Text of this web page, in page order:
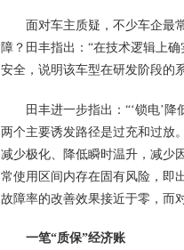
面对车主质疑，不少车企最
障？田丰指出：“在技术逻辑上
安全，说明该车型在研发阶段的
田丰进一步指出：“‘锁电’
两个主要诱发路径是过充和过放
减少极化、降低瞬时温升，减少
常使用区间内存在固有风险，即
故障率的改善效果接近于零，而
一笔“质保”经济账